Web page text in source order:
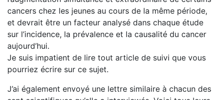
cancers chez les jeunes au cours de la même période,
et devrait être un facteur analysé dans chaque étude
sur l’incidence, la prévalence et la causalité du cancer
aujourd’hui.
Je suis impatient de lire tout article de suivi que vous
pourriez écrire sur ce sujet.
J’ai également envoyé une lettre similaire à chacun des